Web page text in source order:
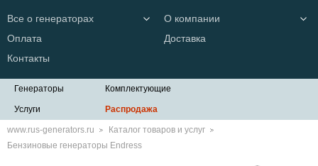
Все о генераторах
О компании
Оплата
Доставка
Контакты
Генераторы Комплектующие
Услуги Распродажа
www.rus-generators.ru
Каталог товаров и услуг
Бензиновые генераторы Endress